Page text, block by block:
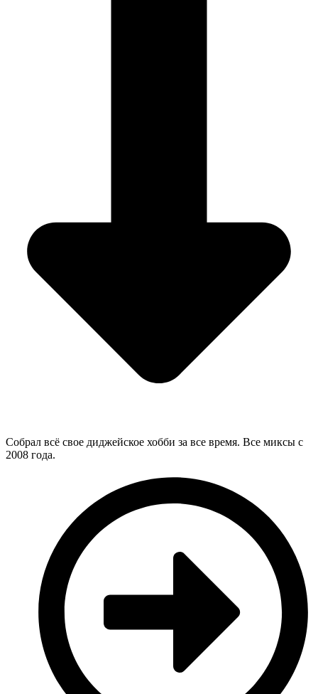
Собрал всё свое диджейское хобби за все время. Все миксы с
2008 года.